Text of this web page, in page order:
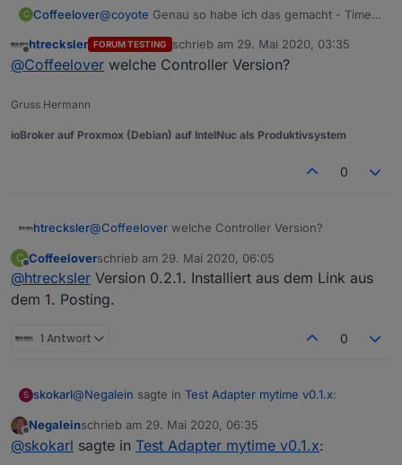
C Coffeelover@coyote Genau so habe ich das gemacht - Timer
unverändert. Mal den Host neu starten.
Offline
htrecksler FORUM TESTING schrieb am 29. Mai 2020, 03:35
zuletzt editiert von
@Coffeelover welche Controller Version?
Gruss Hermann
ioBroker auf Proxmox (Debian) auf IntelNuc als Produktivsystem
0
htrecksler@Coffeelover welche Controller Version?
C
Offline
Coffeeloverschrieb am 29. Mai 2020, 06:05
zuletzt editiert von
@htrecksler Version 0.2.1. Installiert aus dem Link aus
dem 1. Posting.
1 Antwort 0
S skokarl@Negalein sagte in Test Adapter mytime v0.1.x:
mit welchem Widget könnt ich direkt eine Zeit
Offline
Negaleinschrieb am 29. Mai 2020, 06:35
zuletzt editiert von
@skokarl sagte in Test Adapter mytime v0.1.x: